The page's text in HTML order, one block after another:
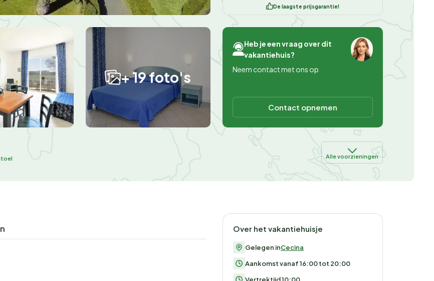
+ 19 foto's
De laagste prijsgarantie!
Heb je een vraag over dit
vakantiehuis?
Neem contact met ons op
Contact opnemen
Alle voorzieningen
Over het vakantiehuisje
Gelegen inCecina
Aankomst vanaf 16:00 tot 20:00
Vertrektijd 10:00